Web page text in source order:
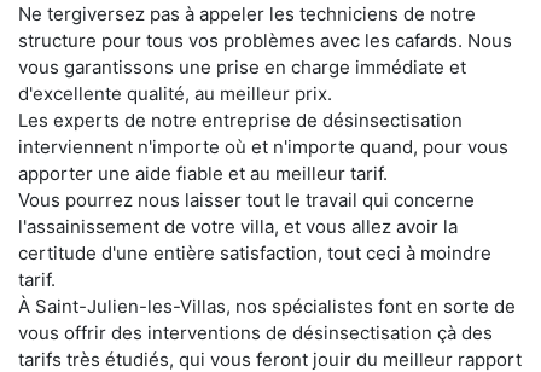
Ne tergiversez pas à appeler les techniciens de notre
structure pour tous vos problèmes avec les cafards. Nous
vous garantissons une prise en charge immédiate et
d'excellente qualité, au meilleur prix.
Les experts de notre entreprise de désinsectisation
interviennent n'importe où et n'importe quand, pour vous
apporter une aide fiable et au meilleur tarif.
Vous pourrez nous laisser tout le travail qui concerne
l'assainissement de votre villa, et vous allez avoir la
certitude d'une entière satisfaction, tout ceci à moindre
tarif.
À Saint-Julien-les-Villas, nos spécialistes font en sorte de
vous offrir des interventions de désinsectisation çà des
tarifs très étudiés, qui vous feront jouir du meilleur rapport